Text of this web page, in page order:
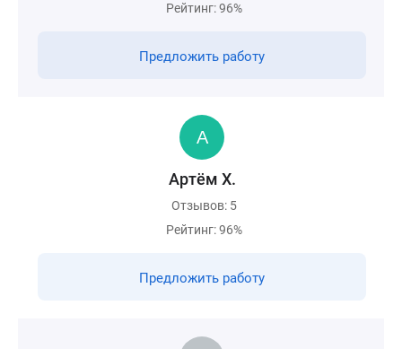
Рейтинг: 96%
Предложить работу
Артём Х.
Отзывов: 5
Рейтинг: 96%
Предложить работу